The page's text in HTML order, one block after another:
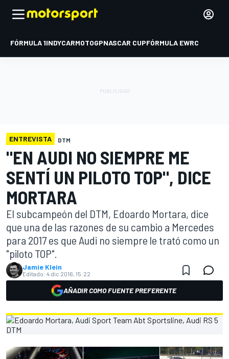
FÓRMULA 1INDYCARMOTOGPNASCAR CUPFÓRMULA EWRC
ENTREVISTA DTM
"EN AUDI NO SIEMPRE ME
SENTÍ UN PILOTO TOP", DICE
MORTARA
El subcampeón del DTM, Edoardo Mortara, dice
que una de las razones de su cambio a Mercedes
para 2017 es que Audi no siempre le trató como un
"piloto TOP".
Jamie Klein
Editado: 4 dic 2016, 15:22
AÑADIR COMO FUENTE PREFERENTE